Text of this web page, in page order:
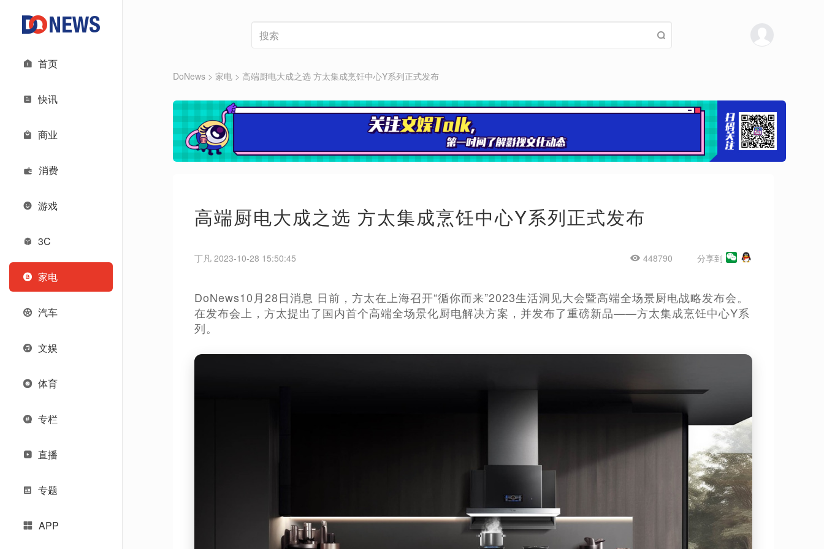
首页
快讯
商业
消费
游戏
3C
家电
汽车
文娱
体育
专栏
直播
专题
APP
DoNews > 家电 > 高端厨电大成之选 方太集成烹饪中心Y系列正式发布
高端厨电大成之选 方太集成烹饪中心Y系列正式发布
丁凡 2023-10-28 15:50:45 448790 分享到
DoNews10月28日消息 日前，方太在上海召开“循你而来”2023生活洞见大会暨高端全场景厨电战略发布会。
在发布会上，方太提出了国内首个高端全场景化厨电解决方案，并发布了重磅新品——方太集成烹饪中心Y系
列。